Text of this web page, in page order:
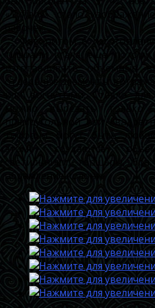
«Tyffany» стало
бабочек.
Фаворитом в
тиффани стала ещё
изготавливать объёмные
отдельные элементы
или вогнутыми. Стекло
можно вырезать только
прямоугольной или
тиффани могут быть
этому создаются
светильники, торшеры,
обрамление колонн.